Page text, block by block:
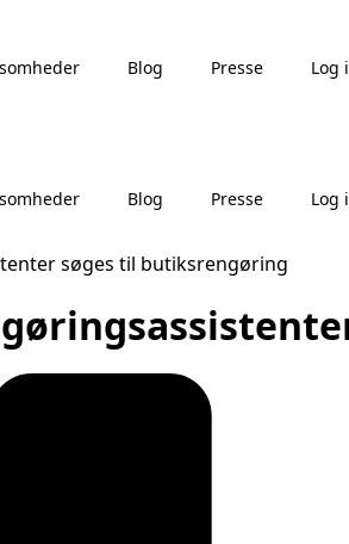
Blog Presse Log
Blog Presse Log
søges til butiksrengøring